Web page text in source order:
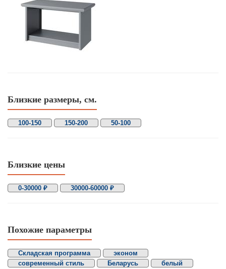
Близкие размеры, см.
100-150 150-200 50-100
Близкие цены
0-30000 ₽ 30000-60000 ₽
Похожие параметры
Складская программа
эконом
современный стиль
Беларусь белый